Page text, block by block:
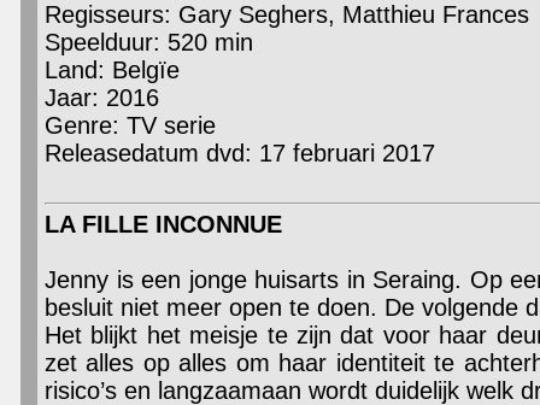
Regisseurs: Gary Seghers, Matthieu Frances
Speelduur: 520 min
Land: Belgïe
Jaar: 2016
Genre: TV serie
Releasedatum dvd: 17 februari 2017
LA FILLE INCONNUE
Jenny is een jonge huisarts in Seraing. Op
besluit niet meer open te doen. De volgende
Het blijkt het meisje te zijn dat voor haar
zet alles op alles om haar identiteit te
risico’s en langzaamaan wordt duidelijk welk